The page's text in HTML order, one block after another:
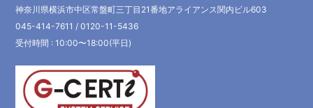
神奈川県横浜市中区常盤町三丁目21番地アライアンス関内ビル603
045-414-7611 / 0120-11-5436
受付時間 : 10:00〜18:00(平日)